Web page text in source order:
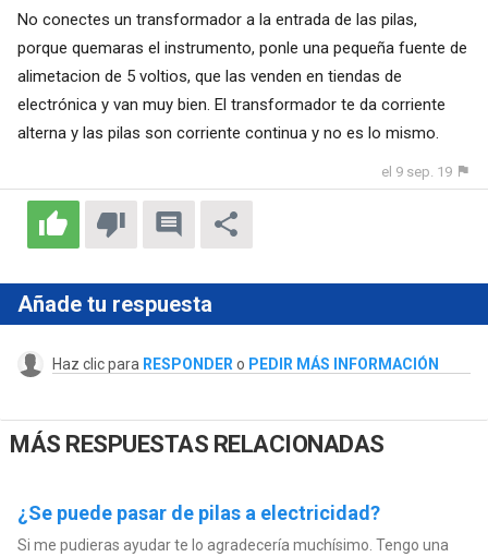
No conectes un transformador a la entrada de las pilas,
porque quemaras el instrumento, ponle una pequeña fuente de
alimetacion de 5 voltios, que las venden en tiendas de
electrónica y van muy bien. El transformador te da corriente
alterna y las pilas son corriente continua y no es lo mismo.
el 9 sep. 19
Añade tu respuesta
Haz clic para RESPONDER o PEDIR MÁS INFORMACIÓN
MÁS RESPUESTAS RELACIONADAS
¿Se puede pasar de pilas a electricidad?
Si me pudieras ayudar te lo agradecería muchísimo. Tengo una